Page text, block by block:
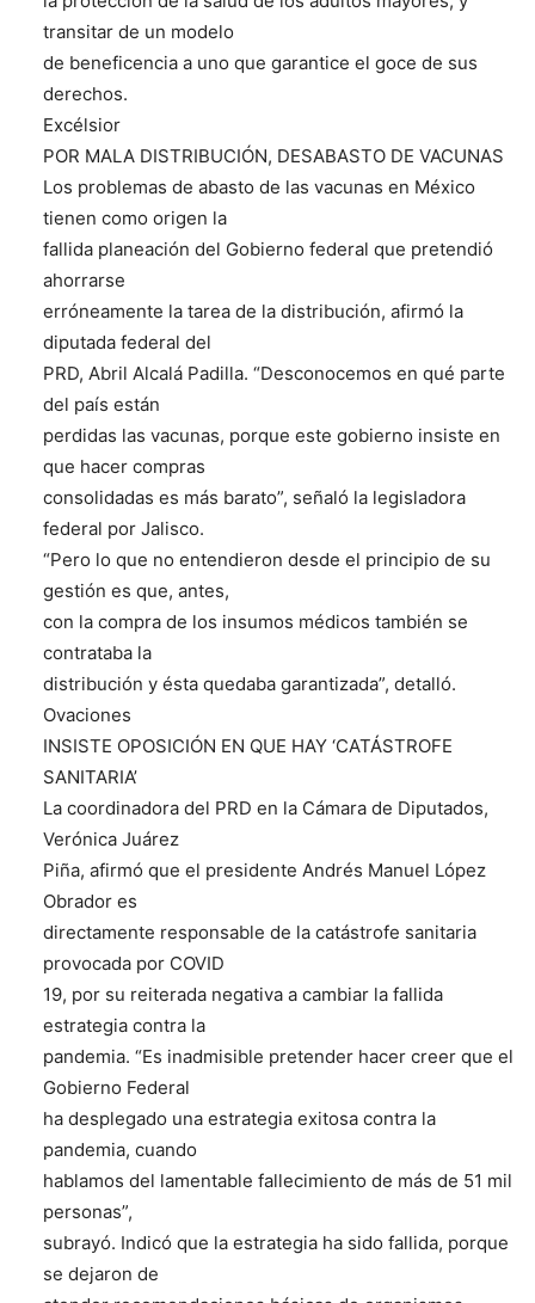
transitar de un modelo
de beneficencia a uno que garantice el goce de sus
derechos.
Excélsior
POR MALA DISTRIBUCIÓN, DESABASTO DE VACUNAS
Los problemas de abasto de las vacunas en México
tienen como origen la
fallida planeación del Gobierno federal que pretendió
ahorrarse
erróneamente la tarea de la distribución, afirmó la
diputada federal del
PRD, Abril Alcalá Padilla. “Desconocemos en qué parte
del país están
perdidas las vacunas, porque este gobierno insiste en
que hacer compras
consolidadas es más barato”, señaló la legisladora
federal por Jalisco.
“Pero lo que no entendieron desde el principio de su
gestión es que, antes,
con la compra de los insumos médicos también se
contrataba la
distribución y ésta quedaba garantizada”, detalló.
Ovaciones
INSISTE OPOSICIÓN EN QUE HAY ‘CATÁSTROFE
SANITARIA’
La coordinadora del PRD en la Cámara de Diputados,
Verónica Juárez
Piña, afirmó que el presidente Andrés Manuel López
Obrador es
directamente responsable de la catástrofe sanitaria
provocada por COVID
19, por su reiterada negativa a cambiar la fallida
estrategia contra la
pandemia. “Es inadmisible pretender hacer creer que el
Gobierno Federal
ha desplegado una estrategia exitosa contra la
pandemia, cuando
hablamos del lamentable fallecimiento de más de 51 mil
personas”,
subrayó. Indicó que la estrategia ha sido fallida, porque
se dejaron de